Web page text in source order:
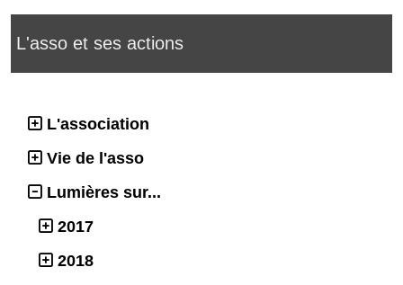
L'asso et ses actions
L'association
Vie de l'asso
Lumières sur...
2017
2018